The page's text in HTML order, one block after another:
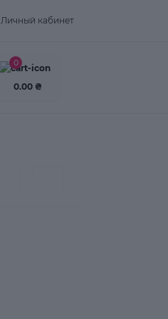
Личный кабинет
0
0.00 ₴